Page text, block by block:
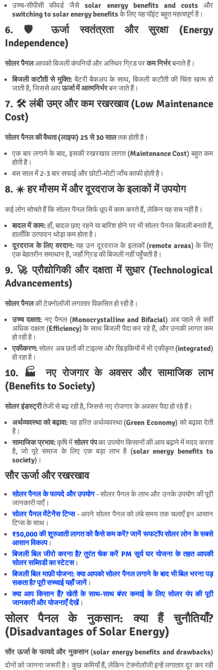
उच्च-सीपीसी कीवर्ड जैसेsolar energy benefits and costsऔर
switching to solar energy benefitsके लिए यह पॉइंट बहुत महत्वपूर्ण है।
6. 🛡️ ऊर्जा स्वतंत्रता और सुरक्षा (Energy
Independence)
सोलर पैनलआपको बिजली कंपनियों और अस्थिर ग्रिड परकम निर्भरबनाते हैं।
बिजली कटौती से मुक्ति: बैटरी बैकअप के साथ, बिजली कटौती की चिंता खत्म हो
जाती है, जिससे आपऊर्जा में आत्मनिर्भरबन जाते हैं।
7. 🛠️ लंबी उम्र और कम रखरखाव (Low Maintenance
Cost)
सोलर पैनल की वैधता (लाइफ) 25 से 30 सालतक होती है।
एक बार लगाने के बाद, इसकी रखरखाव लागत (Maintenance Cost) बहुत कम
होती है।
बस साल में 2-3 बार सफाई और छोटी-मोटी जाँच काफी होती है।
8. ☀️ हर मौसम में और दूरदराज के इलाकों में उपयोग
कई लोग सोचते हैं कि सोलर पैनल सिर्फ धूप में काम करते हैं, लेकिन यह सच नहीं है।
बादल में काम:हाँ, बादल छाए रहने या बारिश होने पर भी सोलर पैनल बिजली बनाते हैं,
हालाँकि उत्पादन थोड़ा कम होता है।
दूरदराज के लिए वरदान:यह उन दूरदराज के इलाकों (remote areas) के लिए
एक बेहतरीन समाधान है, जहाँ ग्रिड की बिजली नहीं पहुँचती है।
9. 🚀 प्रौद्योगिकी और दक्षता में सुधार (Technological
Advancements)
सोलर पैनलकी टेक्नोलॉजी लगातार विकसित हो रही है।
उच्च दक्षता: नए पैनल (Monocrystalline and Bifacial) अब पहले से कहीं
अधिक दक्षता (Efficiency) के साथ बिजली पैदा कर रहे हैं, और उनकी लागत कम
हो रही है।
एकीकरण:सोलर अब छतों की टाइल्स और खिड़कियों में भी एकीकृत (integrated)
हो रहा है।
10. 🏭 नए रोजगार के अवसर और सामाजिक लाभ
(Benefits to Society)
सोलर इंडस्ट्रीतेजी से बढ़ रही है, जिससे नए रोजगार के अवसर पैदा हो रहे हैं।
अर्थव्यवस्था को बढ़ावा:यह हरित अर्थव्यवस्था (Green Economy) को बढ़ावा देती
है।
सामाजिक प्रभाव:कृषि मेंसोलर पंपका उपयोग किसानों की आय बढ़ाने में मदद करता
है, जो पूरे समाज के लिए एक बड़ा लाभ है (solar energy benefits to
society)।
सौर ऊर्जा और रखरखाव
सोलर पैनल के फायदे और उपयोग- सोलर पैनल के लाभ और उनके उपयोग की पूरी
जानकारी पाएँ।
सोलर पैनल मेंटेनेंस टिप्स- अपने सोलर पैनल को लंबे समय तक चलाएँ इन आसान
टिप्स के साथ।
₹50,000 की शुरुआती लागत को कैसे कम करें? जानें रूफटॉप सोलर लोन के सबसे
आसान विकल्प।
बिजली बिल जीरो करना है? तुरंत चेक करें PM सूर्य घर योजना के तहत आपकी
सोलर सब्सिडी का स्टेटस।
बिजली बिल माफ़ी योजना: क्या आपको सोलर पैनल लगाने के बाद भी बिल भरना पड़
सकता है? पूरी सच्चाई यहाँ जानें।
क्या आप किसान हैं? खेती के साथ-साथ बंपर कमाई के लिए सोलर पंप की पूरी
जानकारी और योजनाएँ देखें।
सोलर पैनल के नुकसान: क्या हैं चुनौतियाँ?
(Disadvantages of Solar Energy)
सौर ऊर्जा के फायदे और नुकसान(solar energy benefits and drawbacks)
दोनों को जानना जरूरी है। कुछ कमियाँ हैं, लेकिन टेक्नोलॉजी इन्हें लगातार दूर कर रही